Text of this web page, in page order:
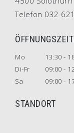
Telefon 032
Mo
13:30 -
Di-Fr
09:00 -
Sa
09:00 -
STANDORT